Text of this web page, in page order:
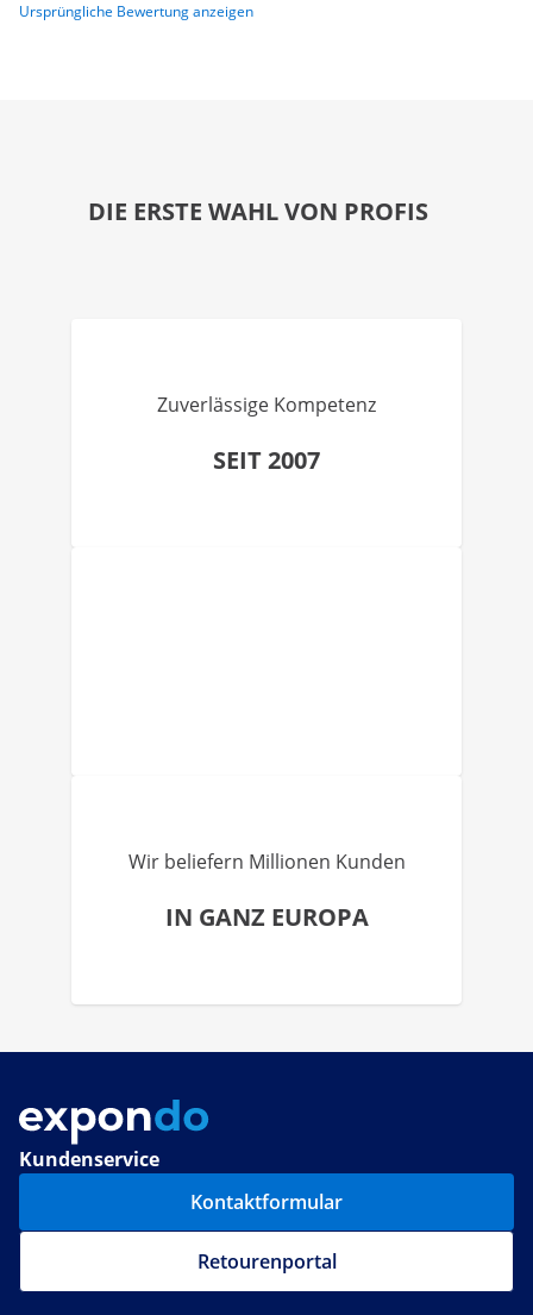
Ursprüngliche Bewertung anzeigen
DIE ERSTE WAHL VON PROFIS
Zuverlässige Kompetenz
SEIT 2007
Wir beliefern Millionen Kunden
IN GANZ EUROPA
Kundenservice
Kontaktformular
Retourenportal